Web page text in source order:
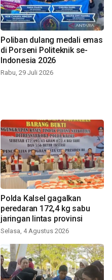
Poliban dulang medali emas
di Porseni Politeknik se-
Indonesia 2026
Rabu, 29 Juli 2026
Polda Kalsel gagalkan
peredaran 172,4 kg sabu
jaringan lintas provinsi
Selasa, 4 Agustus 2026